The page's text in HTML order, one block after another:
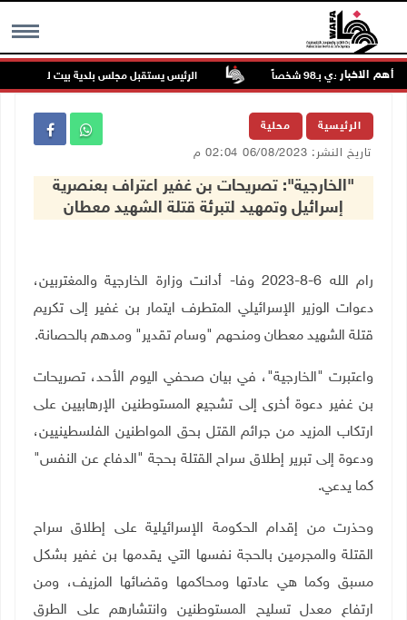
MENU أهم الاخبار
تودي بـ98 شخصاً الرئيس يستقبل مجلس بلدية بيت لحم ويؤكد
الرئيسية محلية
تاريخ النشر: 06/08/2023 02:04 م
"الخارجية": تصريحات بن غفير اعتراف بعنصرية
إسرائيل وتمهيد لتبرئة قتلة الشهيد معطان
رام الله 6-8-2023 وفا- أدانت وزارة الخارجية والمغتربين،
دعوات الوزير الإسرائيلي المتطرف ايتمار بن غفير إلى تكريم
قتلة الشهيد معطان ومنحهم "وسام تقدير" ومدهم بالحصانة.
واعتبرت "الخارجية"، في بيان صحفي اليوم الأحد، تصريحات
بن غفير دعوة أخرى إلى تشجيع المستوطنين الإرهابيين على
ارتكاب المزيد من جرائم القتل بحق المواطنين الفلسطينيين،
ودعوة إلى تبرير إطلاق سراح القتلة بحجة "الدفاع عن النفس"
كما يدعي.
وحذرت من إقدام الحكومة الإسرائيلية على إطلاق سراح
القتلة والمجرمين بالحجة نفسها التي يقدمها بن غفير بشكل
مسبق وكما هي عادتها ومحاكمها وقضائها المزيف، ومن
ارتفاع معدل تسليح المستوطنين وانتشارهم على الطرق